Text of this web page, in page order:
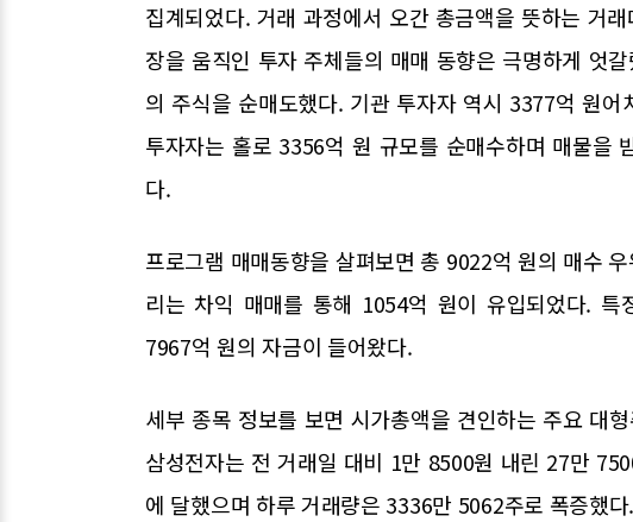
집계되었다. 거래 과정에서 오간 총금액을 뜻하는 거
장을 움직인 투자 주체들의 매매 동향은 극명하게 엇
의 주식을 순매도했다. 기관 투자자 역시 3377억 원
투자자는 홀로 3356억 원 규모를 순매수하며 매물을
다.
프로그램 매매동향을 살펴보면 총 9022억 원의 매수
리는 차익 매매를 통해 1054억 원이 유입되었다.
7967억 원의 자금이 들어왔다.
세부 종목 정보를 보면 시가총액을 견인하는 주요 대
삼성전자는 전 거래일 대비 1만 8500원 내린 27만
에 달했으며 하루 거래량은 3336만 5062주로 폭증했다.